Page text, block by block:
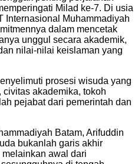
Milad ke-7. Di usia
Internasional Muhammadiyah
dalam mencetak
unggul secara akademik,
nilai-nilai keislaman yang
prosesi wisuda yang
akademika, tokoh
pejabat dari pemerintah dan
Batam, Arifuddin
bukanlah garis akhir
awal dari